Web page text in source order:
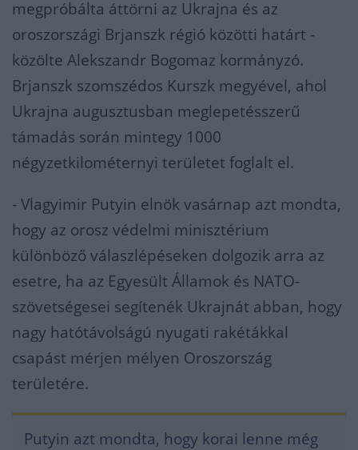
megpróbálta áttörni az Ukrajna és az
oroszországi Brjanszk régió közötti határt -
közölte Alekszandr Bogomaz kormányzó.
Brjanszk szomszédos Kurszk megyével, ahol
Ukrajna augusztusban meglepetésszerű
támadás során mintegy 1000
négyzetkilométernyi területet foglalt el.
- Vlagyimir Putyin elnök vasárnap azt mondta,
hogy az orosz védelmi minisztérium
különböző válaszlépéseken dolgozik arra az
esetre, ha az Egyesült Államok és NATO-
szövetségesei segítenék Ukrajnát abban, hogy
nagy hatótávolságú nyugati rakétákkal
csapást mérjen mélyen Oroszország
területére.
Putyin azt mondta, hogy korai lenne még